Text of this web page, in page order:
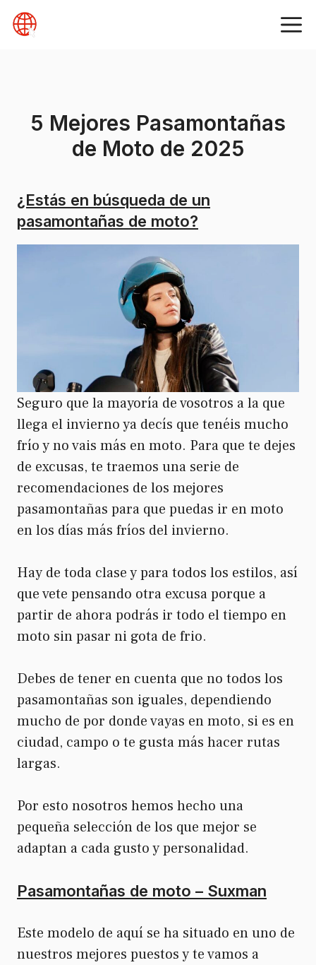
Skip
5 Mejores Pasamontañas
de Moto de 2025
¿Estás en búsqueda de un
pasamontañas de moto?
Seguro que la mayoría de vosotros a la que
llega el invierno ya decís que tenéis mucho
frío y no vais más en moto. Para que te dejes
de excusas, te traemos una serie de
recomendaciones de los mejores
pasamontañas para que puedas ir en moto
en los días más fríos del invierno.
Hay de toda clase y para todos los estilos, así
que vete pensando otra excusa porque a
partir de ahora podrás ir todo el tiempo en
moto sin pasar ni gota de frio.
Debes de tener en cuenta que no todos los
pasamontañas son iguales, dependiendo
mucho de por donde vayas en moto, si es en
ciudad, campo o te gusta más hacer rutas
largas.
Por esto nosotros hemos hecho una
pequeña selección de los que mejor se
adaptan a cada gusto y personalidad.
Pasamontañas de moto – Suxman
Este modelo de aquí se ha situado en uno de
nuestros mejores puestos y te vamos a